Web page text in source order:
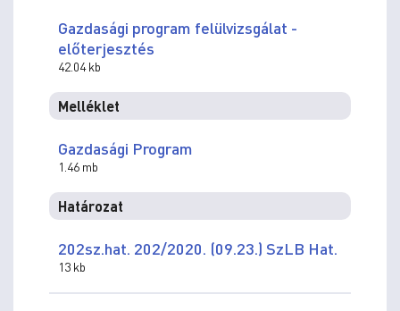
Gazdasági program felülvizsgálat -
előterjesztés
42.04 kb
Melléklet
Gazdasági Program
1.46 mb
Határozat
202sz.hat. 202/2020. (09.23.) SzLB Hat.
13 kb